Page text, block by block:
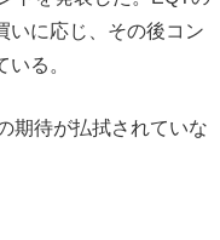
いに応じ、その後コン
る。
期待が払拭されていな